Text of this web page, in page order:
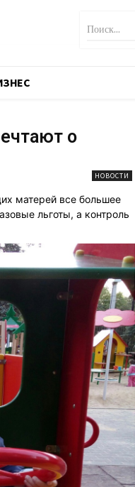
Поиск...
о
НОВОСТИ
матерей все большее
льготы, а контроль